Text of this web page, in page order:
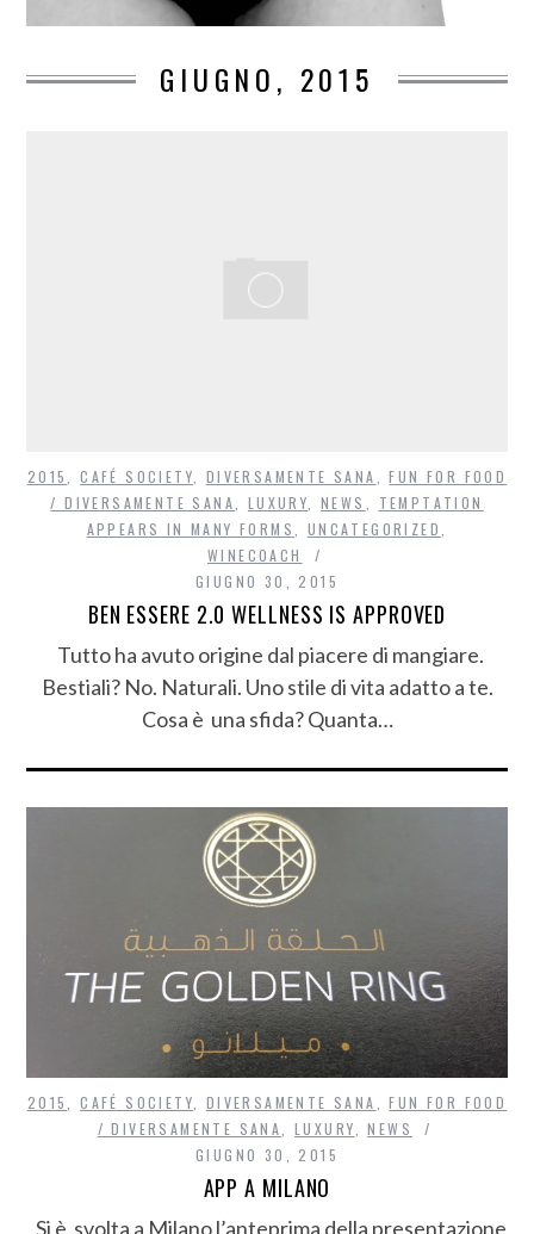
GIUGNO, 2015
2015 ,CAFÉ SOCIETY DIVERSAMENTE SANA ,FUN FOR FOOD
/ DIVERSAMENTE SANA
LUXURY ,NEWS
TEMPTATION
APPEARS IN MANY FORMS
UNCATEGORIZED
WINECOACH
GIUGNO 30, 2015
BEN ESSERE 2.0 WELLNESS IS APPROVED
Tutto ha avuto origine dal piacere di mangiare.
Bestiali? No. Naturali. Uno stile di vita adatto a te.
Cosa è una sfida? Quanta…
2015 ,CAFÉ SOCIETY DIVERSAMENTE SANA ,FUN FOR FOOD
/ DIVERSAMENTE SANA
,LUXURY ,NEWS
GIUGNO 30, 2015
APP A MILANO
Si è svolta a Milano l’anteprima della presentazione